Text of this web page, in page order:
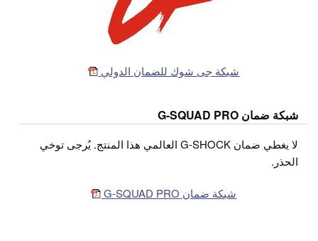
شبكة جى شوك للضمان الدولي
شبكة ضمان G-SQUAD PRO
لا يغطي ضمان G-SHOCK العالمي هذا المنتج. يُرجى توخي
الحذر.
شبكة ضمان G-SQUAD PRO